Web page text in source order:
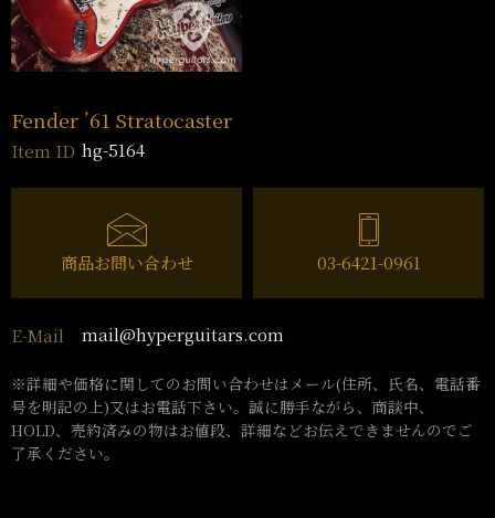
Fender ’61 Stratocaster
Item ID hg-5164
商品お問い合わせ 03-6421-0961
E-Mail mail@hyperguitars.com
※詳細や価格に関してのお問い合わせはメール(住所、氏名、電話番
号を明記の上)又はお電話下さい。誠に勝手ながら、商談中、
HOLD、売約済みの物はお値段、詳細などお伝えできませんのでご
了承ください。